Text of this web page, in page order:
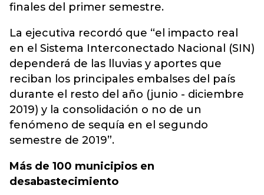
finales del primer semestre.
La ejecutiva recordó que “el impacto real
en el Sistema Interconectado Nacional (SIN)
dependerá de las lluvias y aportes que
reciban los principales embalses del país
durante el resto del año (junio - diciembre
2019) y la consolidación o no de un
fenómeno de sequía en el segundo
semestre de 2019”.
Más de 100 municipios en
desabastecimiento